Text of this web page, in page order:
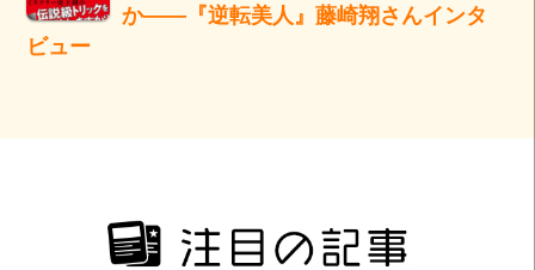
か――『逆転美人』藤崎翔さんインタ
ビュー